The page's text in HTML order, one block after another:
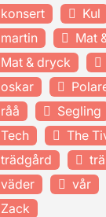
konsert
Kul
martin
Mat
Mat & dryck
oskar
råå
Segling
Tech
The
trädgård
väder
vår
Zack